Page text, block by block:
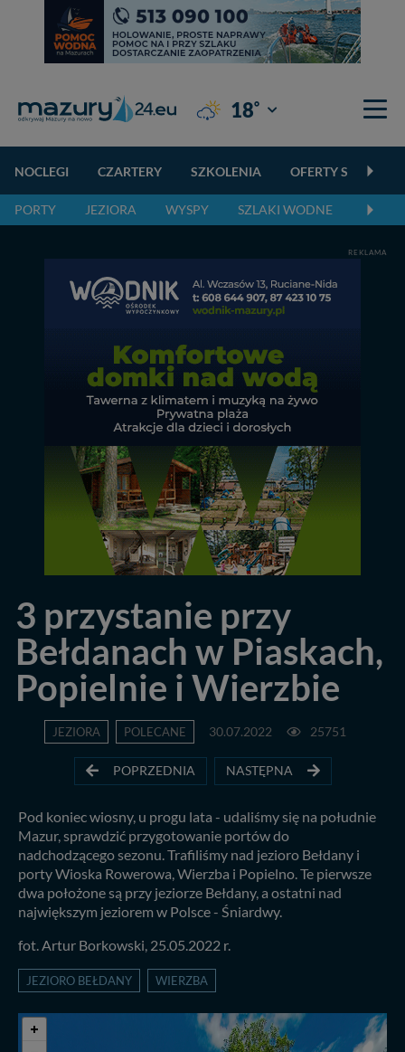
18° Giżycko
NOCLEGI CZARTERY SZKOLENIA OFERTY
PORTY JEZIORA WYSPY SZLAKI WODNE
REKLAMA
3 przystanie przy
Bełdanach w Piaskach,
Popielnie i Wierzbie
JEZIORA POLECANE 30.07.2022 25751
POPRZEDNIA NASTĘPNA
Pod koniec wiosny, u progu lata - udaliśmy się na południe
Mazur, sprawdzić przygotowanie portów do
nadchodzącego sezonu. Trafiliśmy nad jezioro Bełdany i
porty Wioska Rowerowa, Wierzba i Popielno. Te pierwsze
dwa położone są przy jeziorze Bełdany, a ostatni nad
największym jeziorem w Polsce - Śniardwy.
fot. Artur Borkowski, 25.05.2022 r.
JEZIORO BEŁDANY WIERZBA